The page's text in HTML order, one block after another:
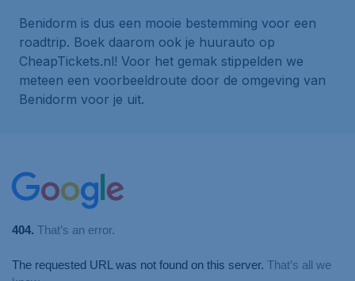
Benidorm is dus een mooie bestemming voor een
roadtrip. Boek daarom ook je huurauto op
CheapTickets.nl! Voor het gemak stippelden we
meteen een voorbeeldroute door de omgeving van
Benidorm voor je uit.